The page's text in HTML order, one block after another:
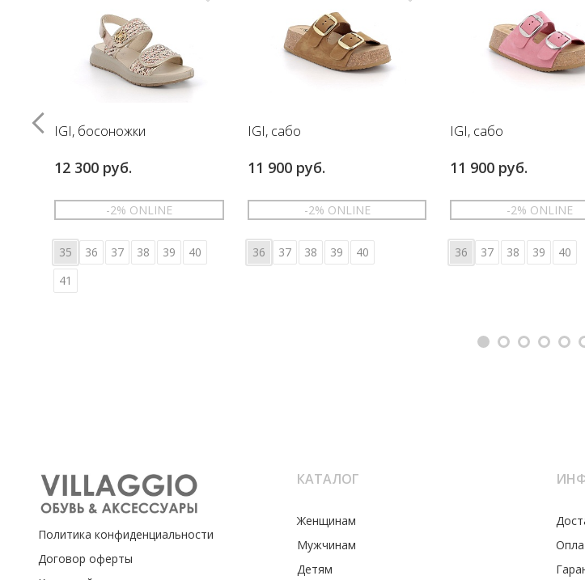
IGI, босоножки
12 300 руб.
-2% ONLINE
35 36 37 38 39
40
41
IGI, сабо
11 900 руб.
-2% ONLINE
36 37 38 39 40
IGI, сабо
11 900 руб.
-2% ONLINE
36 37 38 39 40
Политика конфиденциальности
Договор оферты
КАТАЛОГ
Женщинам
Мужчинам
Детям